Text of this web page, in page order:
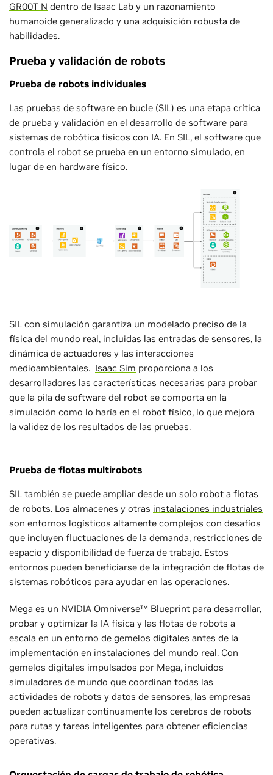
GR00T N dentro de Isaac Lab y un razonamiento
humanoide generalizado y una adquisición robusta de
habilidades.
Prueba y validación de robots
Prueba de robots individuales
Las pruebas de software en bucle (SIL) es una etapa crítica
de prueba y validación en el desarrollo de software para
sistemas de robótica físicos con IA. En SIL, el software que
controla el robot se prueba en un entorno simulado, en
lugar de en hardware físico.
SIL con simulación garantiza un modelado preciso de la
física del mundo real, incluidas las entradas de sensores, la
dinámica de actuadores y las interacciones
medioambientales. Isaac Sim proporciona a los
desarrolladores las características necesarias para probar
que la pila de software del robot se comporta en la
simulación como lo haría en el robot físico, lo que mejora
la validez de los resultados de las pruebas.
Prueba de flotas multirobots
SIL también se puede ampliar desde un solo robot a flotas
de robots. Los almacenes y otras instalaciones industriales
son entornos logísticos altamente complejos con desafíos
que incluyen fluctuaciones de la demanda, restricciones de
espacio y disponibilidad de fuerza de trabajo. Estos
entornos pueden beneficiarse de la integración de flotas de
sistemas robóticos para ayudar en las operaciones.
Mega es un NVIDIA Omniverse™ Blueprint para desarrollar,
probar y optimizar la IA física y las flotas de robots a
escala en un entorno de gemelos digitales antes de la
implementación en instalaciones del mundo real. Con
gemelos digitales impulsados por Mega, incluidos
simuladores de mundo que coordinan todas las
actividades de robots y datos de sensores, las empresas
pueden actualizar continuamente los cerebros de robots
para rutas y tareas inteligentes para obtener eficiencias
operativas.